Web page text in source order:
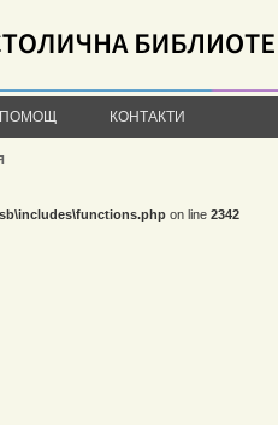
ПОМОЩ КОНТАКТИ
on line 2342